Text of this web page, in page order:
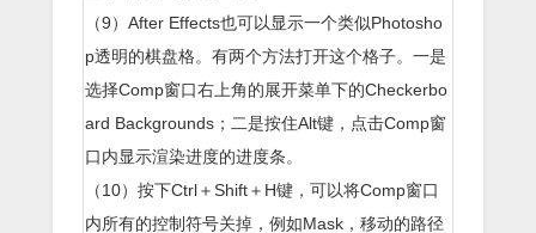
（9）After Effects也可以显示一个类似Photosho
p透明的棋盘格。有两个方法打开这个格子。一是
选择Comp窗口右上角的展开菜单下的Checkerbo
ard Backgrounds；二是按住Alt键，点击Comp窗
口内显示渲染进度的进度条。
（10）按下Ctrl＋Shift＋H键，可以将Comp窗口
内所有的控制符号关掉，例如Mask，移动的路径